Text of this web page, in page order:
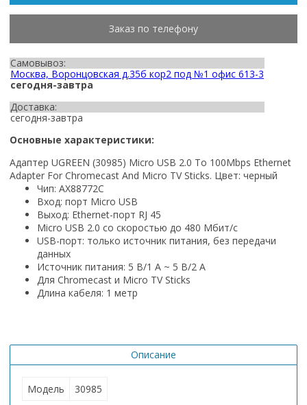
Заказ по телефону
Самовывоз:
Москва, Воронцовская д.35б кор2 под №1 офис 613-3
сегодня-завтра
Доставка:
сегодня-завтра
Основные характеристики:
Адаптер UGREEN (30985) Micro USB 2.0 To 100Mbps Ethernet
Adapter For Chromecast And Micro TV Sticks. Цвет: черный
Чип: AX88772C
Вход: порт Micro USB
Выход: Ethernet-порт RJ 45
Micro USB 2.0 со скоростью до 480 Мбит/с
USB-порт: только источник питания, без передачи
данных
Источник питания: 5 В/1 А ~ 5 В/2 А
Для Chromecast и Micro TV Sticks
Длина кабеля: 1 метр
Описание
Модель
30985